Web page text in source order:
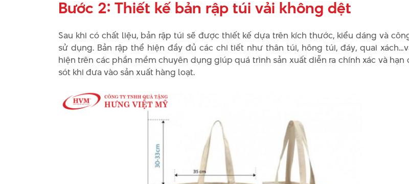
Bước 2: Thiết kế bản rập túi vải không dệt
Sau khi có chất liệu, bản rập túi sẽ được thiết kế dựa trên kích thước, kiểu dáng và
sử dụng. Bản rập thể hiện đầy đủ các chi tiết như thân túi, hông túi, đáy, quai
hiện trên các phần mềm chuyên dụng giúp quá trình sản xuất diễn ra chính xác và hạn
sót khi đưa vào sản xuất hàng loạt.